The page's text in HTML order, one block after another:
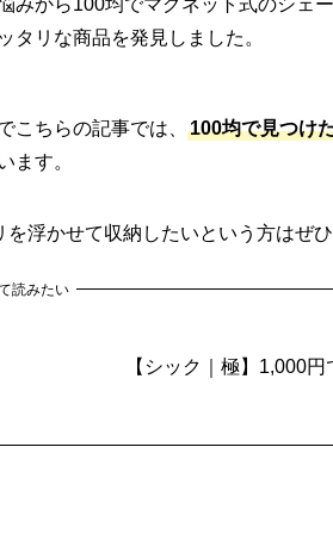
タリな商品を発見しました。
こちらの記事では、 100均で見つけ
ます。
を浮かせて収納したいという方はぜ
読みたい
【シック｜極】1,000